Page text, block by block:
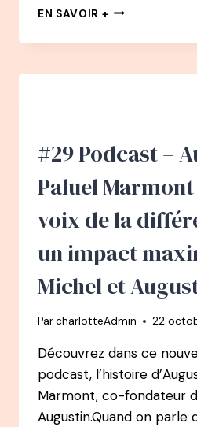
EN SAVOIR + EN
PODCAST
#2
COMMERCIALE
COMPTE
DÉCORATRICE
ARCHITECTE
#29 Podcast –
Paluel
voix de la
un impact
Michel et
ParcharlotteAdmin 22
Découvrez dans ce
podcast, l’histoire
Marmont, co-fondateur
Augustin.Quand on parle